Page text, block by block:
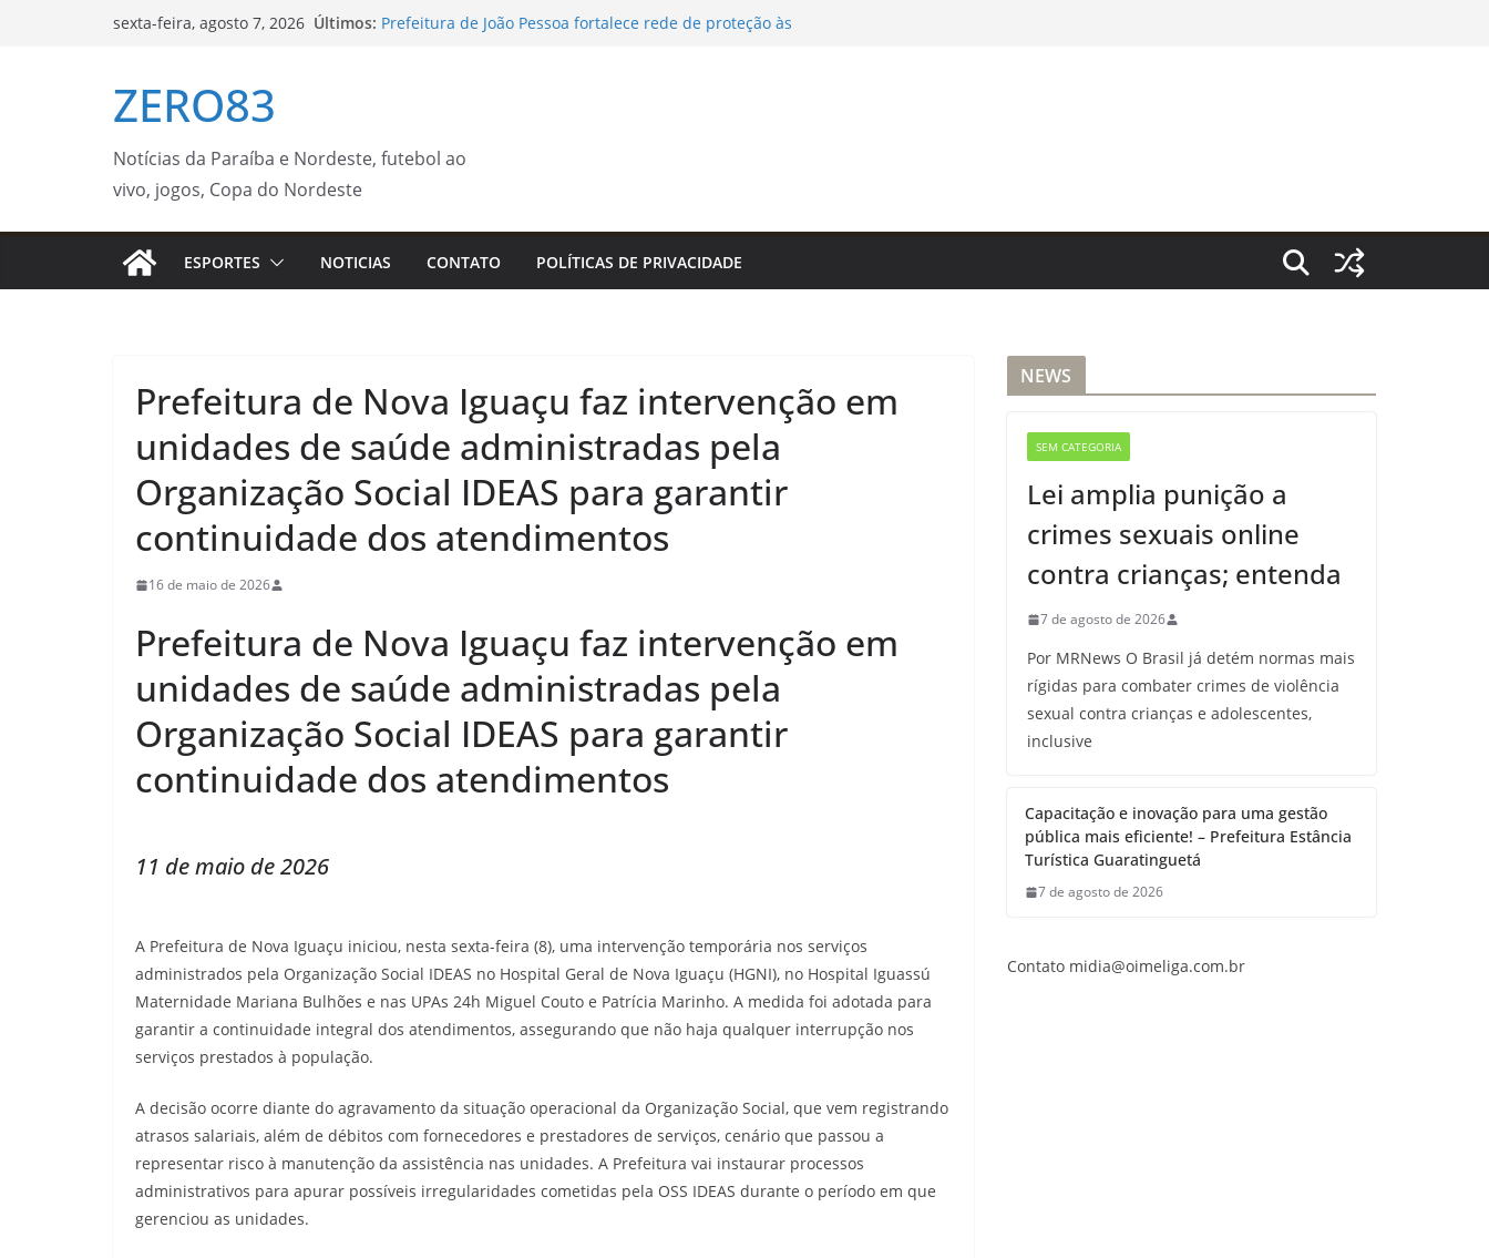
sexta-feira, agosto 7, 2026 Últimos: Prefeitura de João Pessoa fortalece rede de proteção às
Prefeitura amplia Rio Rotativo Digital para a orla da Zona
ZERO83
Notícias da Paraíba e Nordeste, futebol ao
vivo, jogos, Copa do Nordeste
ESPORTES NOTICIAS CONTATO POLÍTICAS DE PRIVACIDADE
Prefeitura de Nova Iguaçu faz intervenção em
unidades de saúde administradas pela
Organização Social IDEAS para garantir
continuidade dos atendimentos
16 de maio de 2026
Prefeitura de Nova Iguaçu faz intervenção em
unidades de saúde administradas pela
Organização Social IDEAS para garantir
continuidade dos atendimentos
11 de maio de 2026
A Prefeitura de Nova Iguaçu iniciou, nesta sexta-feira (8), uma intervenção temporária nos serviços
administrados pela Organização Social IDEAS no Hospital Geral de Nova Iguaçu (HGNI), no Hospital Iguassú
Maternidade Mariana Bulhões e nas UPAs 24h Miguel Couto e Patrícia Marinho. A medida foi adotada para
garantir a continuidade integral dos atendimentos, assegurando que não haja qualquer interrupção nos
serviços prestados à população.
A decisão ocorre diante do agravamento da situação operacional da Organização Social, que vem registrando
atrasos salariais, além de débitos com fornecedores e prestadores de serviços, cenário que passou a
representar risco à manutenção da assistência nas unidades. A Prefeitura vai instaurar processos
administrativos para apurar possíveis irregularidades cometidas pela OSS IDEAS durante o período em que
gerenciou as unidades.
NEWS
SEM CATEGORIA
Lei amplia punição a
crimes sexuais online
contra crianças; entenda
7 de agosto de 2026
Por MRNews O Brasil já detém normas mais
rígidas para combater crimes de violência
sexual contra crianças e adolescentes,
inclusive
Capacitação e inovação para uma gestão
pública mais eficiente! – Prefeitura Estância
Turística Guaratinguetá
7 de agosto de 2026
Contato midia@oimeliga.com.br